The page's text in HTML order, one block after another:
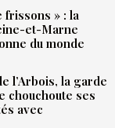
frissons » : la
et-Marne
du monde
l’Arbois, la garde
chouchoute ses
avec